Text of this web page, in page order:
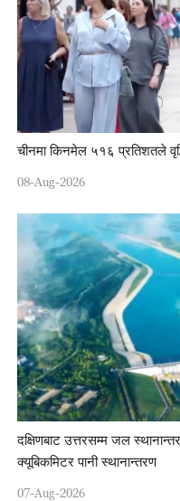
चीनमा किनमेल ५१६ प्रतिशतले
08-Aug-2026
दक्षिणबाट उत्तरसम्म जल
क्यूबिकमिटर पानी स्थानान्तरण
07-Aug-2026